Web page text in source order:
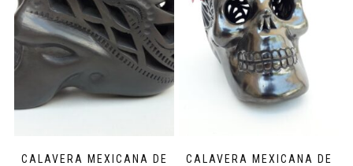
CALAVERA MEXICANA DE
CALAVERA MEXICANA DE